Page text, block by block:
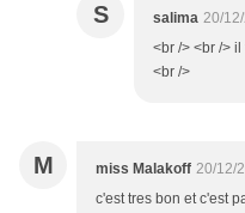
S salima 20/
<br /> <br />
<br />
M miss Malakoff 20/12/
c'est tres bon et c'est